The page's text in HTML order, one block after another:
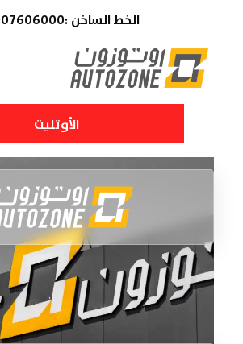
الخط الساخن :8007606000
الأوتليت